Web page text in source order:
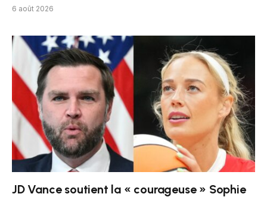
6 août 2026
JD Vance soutient la « courageuse » Sophie